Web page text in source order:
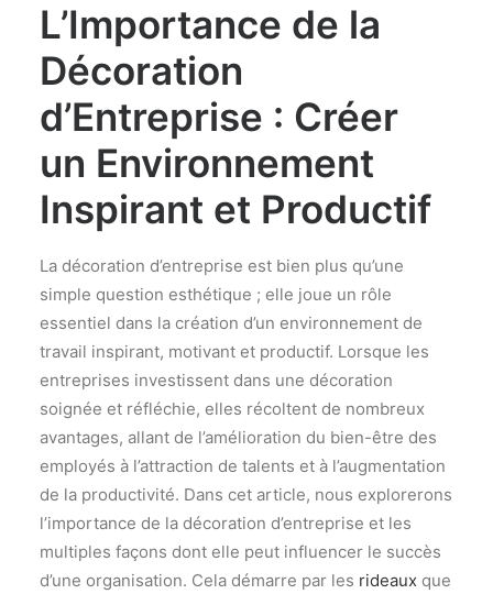
L’Importance de la
Décoration
d’Entreprise : Créer
un Environnement
Inspirant et Productif
La décoration d’entreprise est bien plus qu’une
simple question esthétique ; elle joue un rôle
essentiel dans la création d’un environnement de
travail inspirant, motivant et productif. Lorsque les
entreprises investissent dans une décoration
soignée et réfléchie, elles récoltent de nombreux
avantages, allant de l’amélioration du bien-être des
employés à l’attraction de talents et à l’augmentation
de la productivité. Dans cet article, nous explorerons
l’importance de la décoration d’entreprise et les
multiples façons dont elle peut influencer le succès
d’une organisation. Cela démarre par les rideaux que